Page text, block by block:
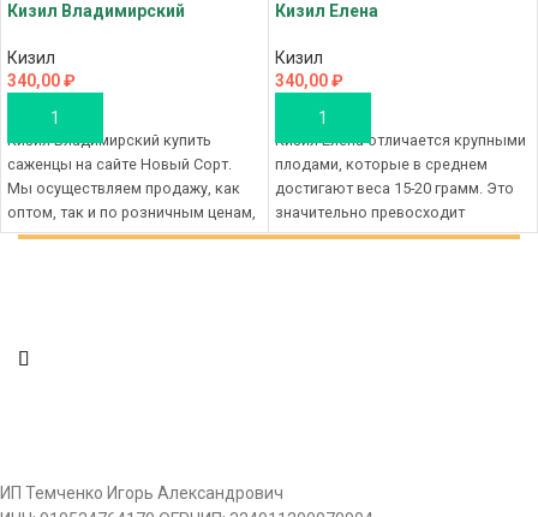
Кизил Владимирский
Кизил
340,00₽
В КОРЗИНУ
Кизил Владимирский купить
саженцы на сайте Новый Сорт.
Мы осуществляем продажу, как
оптом, так и по розничным ценам,
вы покупаете саженцы кизила в
купить саженцы по розничной
которые Вы приобрели у нас и
Кизил Елена
Кизил
340,00₽
В КОРЗИНУ
Кизил Елена отличается крупными
плодами, которые в среднем
достигают веса 15-20 грамм. Это
значительно превосходит
размеры других сортов кизила.
ИП Темченко Игорь Александрович